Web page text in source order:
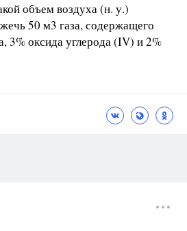
объем воздуха (н. у.)
50 м3 газа, содержащего
3% оксида углерода (IV) и 2%